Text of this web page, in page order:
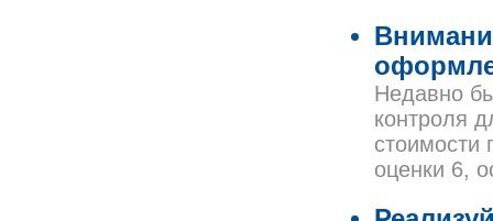
Недавно
контроля
стоимости
оценки 6,